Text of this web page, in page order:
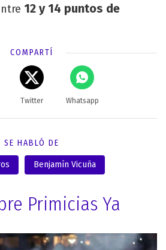
12 y 14 puntos de
COMPARTÍ
Twitter Whatsapp
SE HABLÓ DE
Benjamín Vicuña
Primicias Ya